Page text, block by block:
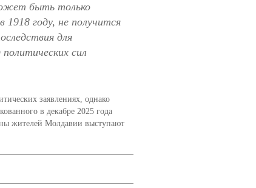
быть только
году, не получится
для
сил
заявлениях, однако
в декабре 2025 года
жителей Молдавии выступают